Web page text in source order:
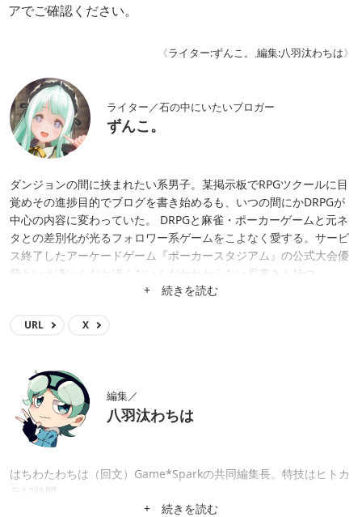
アでご確認ください。
《ライター:ずんこ。 ,編集:八羽汰わちは》
ライター／石の中にいたいブロガー
ずんこ。
ダンジョンの間に挟まれたい系男子。某掲示板でRPGツクールに目
覚めその進捗目的でブログを書き始めるも、いつの間にかDRPGが
中心の内容に変わっていた。 DRPGと麻雀・ポーカーゲームと元ネ
タとの差別化が光るフォロワー系ゲームをこよなく愛する。サービ
ス終了したアーケードゲーム『ポーカースタジアム』の公式大会優
勝という凄いんだか凄くないんだかわからない肩書きも持つ。
+ 続きを読む
URL X
編集／
八羽汰わちは
はちわたわちは（回文）Game*Sparkの共同編集長。特技はヒトカ
ラ12時間。
+ 続きを読む